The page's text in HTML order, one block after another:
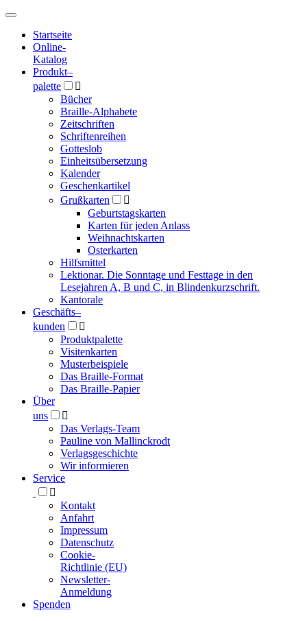
Hauptmenü
Hauptmenü
Startseite
Online-
Katalog
Produkt–
palette

Bücher
Braille-Alphabete
Zeitschriften
Schriftenreihen
Gotteslob
Einheitsübersetzung
Kalender
Geschenkartikel
Grußkarten

Geburtstagskarten
Karten für jeden Anlass
Weihnachtskarten
Osterkarten
Hilfsmittel
Lektionar. Die Sonntage und Festtage in den
Lesejahren A, B und C, in Blindenkurzschrift.
Kantorale
Geschäfts­–
kunden

Produktpalette
Visitenkarten
Musterbeispiele
Das Braille-Format
Das Braille-Papier
Über
uns

Das Verlags-Team
Pauline von Mallinckrodt
Verlagsgeschichte
Wir informieren
Service

Kontakt
Anfahrt
Impressum
Datenschutz
Cookie-
Richtlinie (EU)
Newsletter-
Anmeldung
Spenden